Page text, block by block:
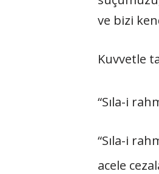
ve bizi
Kuvvetle
“Sıla-i
“Sıla-i
acele